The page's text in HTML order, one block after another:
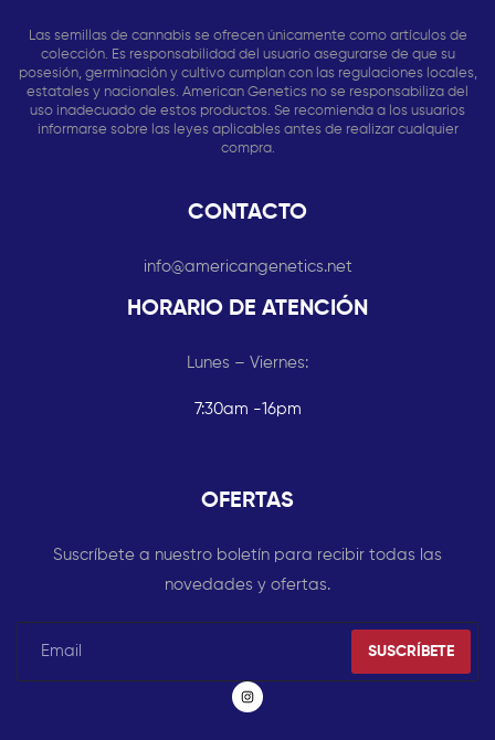
Las semillas de cannabis se ofrecen únicamente como artículos de
colección. Es responsabilidad del usuario asegurarse de que su
posesión, germinación y cultivo cumplan con las regulaciones locales,
estatales y nacionales. American Genetics no se responsabiliza del
uso inadecuado de estos productos. Se recomienda a los usuarios
informarse sobre las leyes aplicables antes de realizar cualquier
compra.
CONTACTO
info@americangenetics.net
HORARIO DE ATENCIÓN
Lunes – Viernes:
7:30am -16pm
OFERTAS
Suscríbete a nuestro boletín para recibir todas las
novedades y ofertas.
SUSCRÍBETE